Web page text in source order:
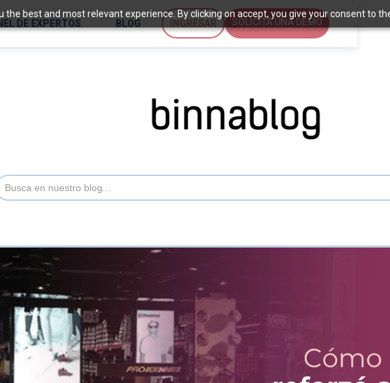
the best and most relevant experience. By clicking on accept, you give your consent to
DE EXPERTOS BLOG INGRESAR SOLICITA UNA DEMO